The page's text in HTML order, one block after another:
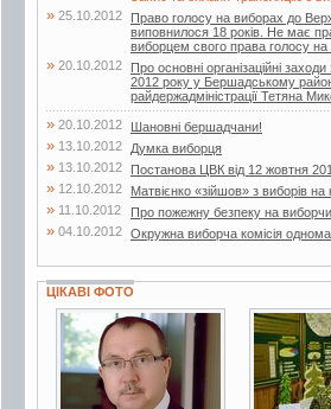
» 25.10.2012
Право голосу на виборах до
виповнилося 18 років. Не має
виборцем свого права голосу на
» 20.10.2012
Про основні організаційні
2012 року у Бершадському
райдержадміністрації Тетяна
» 20.10.2012 Шановні бершадчани!
» 13.10.2012 Думка виборця
» 13.10.2012 Постанова ЦВК від 12 жовтня
» 12.10.2012 Матвієнко «зійшов» з виборів
» 11.10.2012 Про пожежну безпеку на
» 04.10.2012 Окружна виборча комісія
ЦІКАВІ ФОТО
2 фото 2 фото